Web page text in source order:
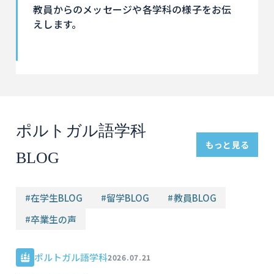
教員からのメッセージや各学科の様子をお伝
えします。
ポルトガル語学科
BLOG
もっと見る
#在学生BLOG #留学BLOG #教員BLOG
#卒業生の声
ポルトガル語学科2026.07.21